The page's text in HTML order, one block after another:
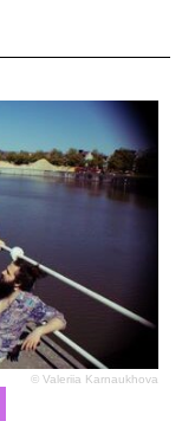
© Valeriia Karnaukhova